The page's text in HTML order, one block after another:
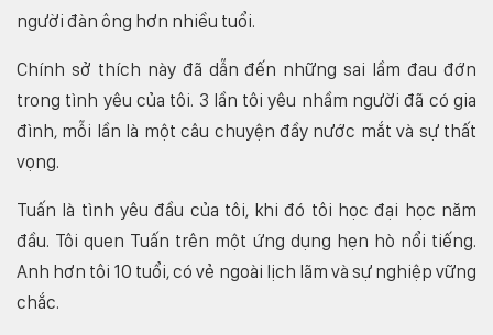
người đàn ông hơn nhiều tuổi.
Chính sở thích này đã dẫn đến những sai lầm đau đớn
trong tình yêu của tôi. 3 lần tôi yêu nhầm người đã có gia
đình, mỗi lần là một câu chuyện đầy nước mắt và sự thất
vọng.
Tuấn là tình yêu đầu của tôi, khi đó tôi học đại học năm
đầu. Tôi quen Tuấn trên một ứng dụng hẹn hò nổi tiếng.
Anh hơn tôi 10 tuổi, có vẻ ngoài lịch lãm và sự nghiệp vững
chắc.